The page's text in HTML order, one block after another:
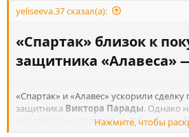
yeliseeva.37 сказал(а):
«Спартак» близок к
защитника «Алавеса»
«Спартак» и «Алавес» ускорили
защитника Виктора Парады. Однако
не завершена полностью. Об этом
Нажмите, чтобы